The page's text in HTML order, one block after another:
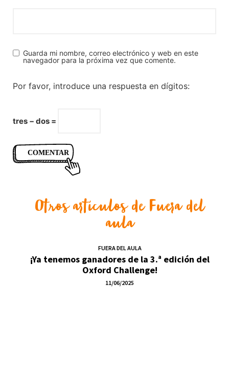
Guarda mi nombre, correo electrónico y web en este
navegador para la próxima vez que comente.
Por favor, introduce una respuesta en dígitos:
tres − dos =
Otros artículos deFuera del
aula
FUERA DEL AULA
¡Ya tenemos ganadores de la 3.ª edición del
Oxford Challenge!
11/06/2025